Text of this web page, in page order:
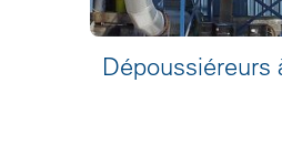
Dépoussiéreurs